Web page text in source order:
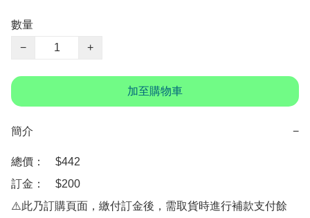
數量
−
+
加至購物車
簡介 −
總價：　$442
訂金：　$200
⚠️此乃訂購頁面，繳付訂金後，需取貨時進行補款支付餘